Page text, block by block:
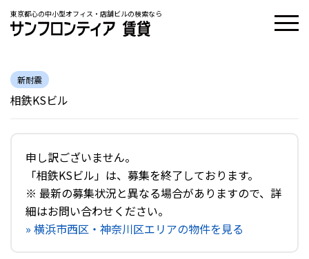
東京都心の中小型オフィス・店舗ビルの検索なら
新耐震
相鉄KSビル
申し訳ございません。
「相鉄KSビル」は、募集を終了しております。
※ 最新の募集状況と異なる場合がありますので、詳
細はお問い合わせください。
» 横浜市西区・神奈川区エリアの物件を見る